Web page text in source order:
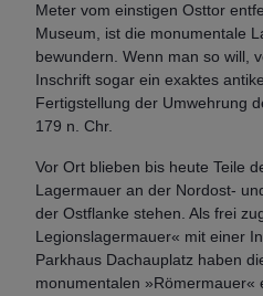
Meter vom einstigen Osttor
Museum, ist die monumentale
bewundern. Wenn man so will,
Inschrift sogar ein exaktes
Fertigstellung der Umwehrung
179 n. Chr.
Vor Ort blieben bis heute Teile
Lagermauer an der Nordost-
der Ostflanke stehen. Als frei
Legionslagermauer« mit einer
Parkhaus Dachauplatz haben
monumentalen »Römermauer«